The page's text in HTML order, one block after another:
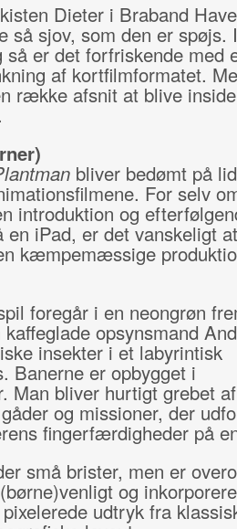
Dieter i Braband
så sjov, som den er spøjs.
så er det forfriskende med
af kortfilmformatet.
række afsnit at blive
bliver bedømt på
For selv
introduktion og
en iPad, er det vanskeligt
kæmpemæssige
foregår i en neongrøn
opsynsmand
insekter i et labyrintisk
Banerne er opbygget i
Man bliver hurtigt grebet
og missioner, der
fingerfærdigheder på
små brister, men er
og
udtryk fra